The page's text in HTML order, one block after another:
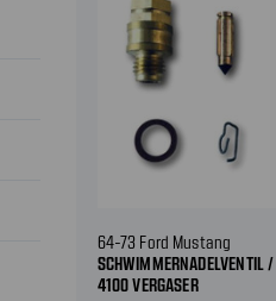
64-73 Ford Mustang
4100 VERGASER